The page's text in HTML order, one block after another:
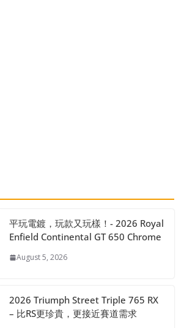
平玩電鍍，玩款又玩樣！- 2026 Royal
Enfield Continental GT 650 Chrome
August 5, 2026
2026 Triumph Street Triple 765 RX
– 比RS更珍貴，更接近賽道需求